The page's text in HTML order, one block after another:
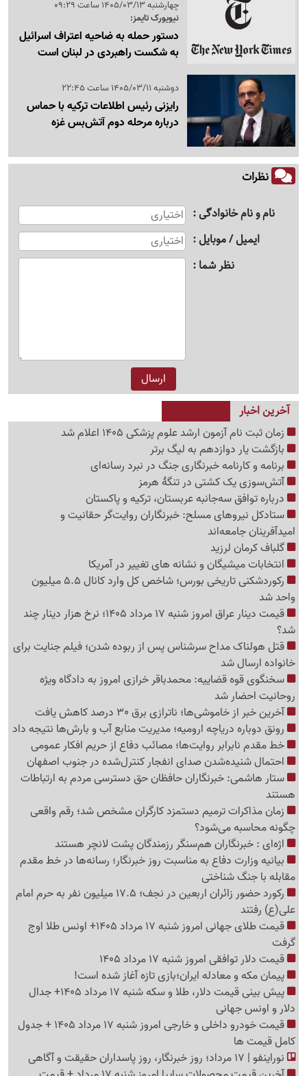
چهارشنبه 1405/03/13 ساعت 09:29
نیویورک تایمز:
دستور حمله به ضاحیه اعتراف اسرائیل
به شکست راهبردی در لبنان است
دوشنبه 1405/03/11 ساعت 22:45
رایزنی رئیس اطلاعات ترکیه با حماس
درباره مرحله دوم آتش‌بس غزه
نظرات
نام و نام خانوادگی
ایمیل / موبایل
نظر شما
آخرین اخبار
زمان ثبت نام آزمون ارشد علوم پزشکی 1405 اعلام شد
بازگشت یار دوازدهم به لیگ برتر
برنامه و کارنامه خبرنگاری جنگ در نبرد رسانه‌ای
آتش‌سوزی یک کشتی در تنگهٔ هرمز
درباره توافق سه‌جانبه عربستان، ترکیه و پاکستان
ستادکل نیروهای مسلح: خبرنگاران روایت‌گر حقانیت و
امیدآفرینان جامعه‌اند
گلباف کرمان لرزید
انتخابات میشیگان و نشانه های تغییر در آمریکا
رکوردشکنی تاریخی بورس؛ شاخص کل وارد کانال 5.5 میلیون
واحد شد
قیمت دینار عراق امروز شنبه 17 مرداد 1405؛ نرخ هزار دینار چند
شد؟
قتل هولناک مداح سرشناس پس از ربوده شدن؛ فیلم جنایت برای
خانواده ارسال شد
سخنگوی قوه قضاییه: محمدباقر خرازی امروز به دادگاه ویژه
روحانیت احضار شد
آخرین خبر از خاموشی‌ها؛ ناترازی برق 30 درصد کاهش یافت
رونق دوباره دریاچه ارومیه؛ مدیریت منابع آب و بارش‌ها نتیجه داد
خط مقدم نابرابر روایت‌ها؛ مصائب دفاع از حریم افکار عمومی
احتمال شنیده‌شدن صدای انفجار کنترل‌شده در جنوب اصفهان
ستار هاشمی: خبرنگاران حافظان حق دسترسی مردم به ارتباطات
هستند
زمان مذاکرات ترمیم دستمزد کارگران مشخص شد؛ رقم واقعی
چگونه محاسبه می‌شود؟
اژه‌ای : خبرنگاران هم‌سنگر رزمندگان پشت لانچر هستند
بیانیه وزارت دفاع به مناسبت روز خبرنگار؛ رسانه‌ها در خط مقدم
مقابله با جنگ شناختی
رکورد حضور زائران اربعین در نجف؛ 17.5 میلیون نفر به حرم امام
علی(ع) رفتند
قیمت طلای جهانی امروز شنبه 17 مرداد 1405+ اونس طلا اوج
گرفت
قیمت دلار توافقی امروز شنبه 17 مرداد 1405
پیمان مکه و معادله ایران؛بازی تازه آغاز شده است!
پیش ‌بینی قیمت دلار، طلا و سکه شنبه 17 مرداد 1405+ جدال
دلار و اونس جهانی
قیمت خودرو داخلی و خارجی امروز شنبه 17 مرداد 1405 + جدول
کامل قیمت ها
نوراینفو | 17 مرداد؛ روز خبرنگار، روز پاسداران حقیقت و آگاهی